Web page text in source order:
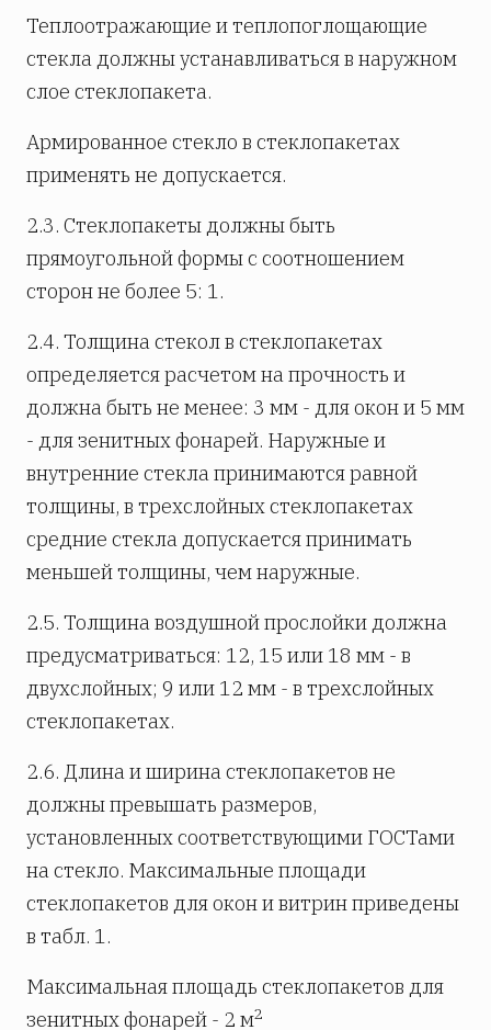
Теплоотражающие и теплопоглощающие
стекла должны устанавливаться в наружном
слое стеклопакета.
Армированное стекло в стеклопакетах
применять не допускается.
2.3. Стеклопакеты должны быть
прямоугольной формы с соотношением
сторон не более 5: 1.
2.4. Толщина стекол в стеклопакетах
определяется расчетом на прочность и
должна быть не менее: 3 мм - для окон и 5 мм
- для зенитных фонарей. Наружные и
внутренние стекла принимаются равной
толщины, в трехслойных стеклопакетах
средние стекла допускается принимать
меньшей толщины, чем наружные.
2.5. Толщина воздушной прослойки должна
предусматриваться: 12, 15 или 18 мм - в
двухслойных; 9 или 12 мм - в трехслойных
стеклопакетах.
2.6. Длина и ширина стеклопакетов не
должны превышать размеров,
установленных соответствующими ГОСТами
на стекло. Максимальные площади
стеклопакетов для окон и витрин приведены
в табл. 1.
Максимальная площадь стеклопакетов для
зенитных фонарей - 2 м2